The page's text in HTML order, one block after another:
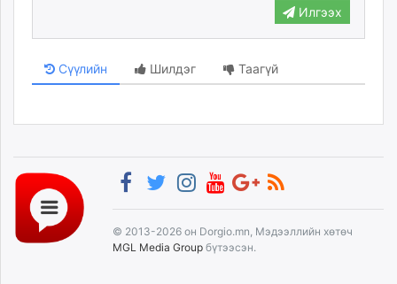
Илгээх
Сүүлийн Шилдэг Таагүй
© 2013-2026 он Dorgio.mn, Мэдээллийн хөтөч
MGL Media Group бүтээсэн.